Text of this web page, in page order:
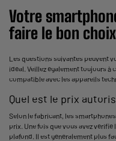
Votre
faire le bon
Les questions suivantes peuvent
idéal. Veillez également toujours à
compatible avec les appareils
Quel est le prix
Selon le fabricant, les
prix. Une fois que vous avez
plafond. Il est généralement plus